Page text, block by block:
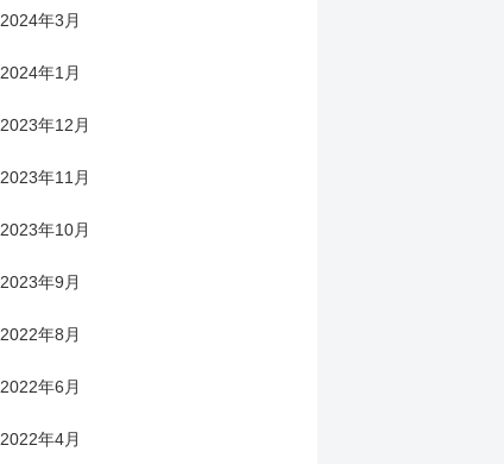
2024年3月
2024年1月
2023年12月
2023年11月
2023年10月
2023年9月
2022年8月
2022年6月
2022年4月